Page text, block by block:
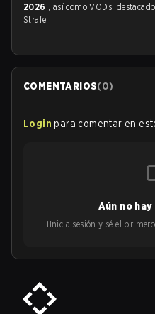
2026 , así como VODs,
Strafe.
COMENTARIOS(0)
Login para comentar en
Aún no
¡Inicia sesión y sé el